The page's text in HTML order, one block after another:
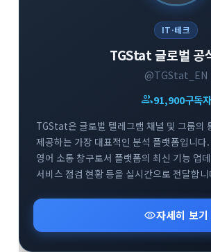
IT·테크
TGStat 글로벌 공
@TGStat_EN
group91,900구독자
TGStat은 글로벌 텔레그램 채널 및 그룹의
제공하는 가장 대표적인 분석 플랫폼입니
영어 소통 창구로서 플랫폼의 최신 기능 업
서비스 점검 현황 등을 실시간으로 전달합
사용자분들에게 필수적인 인사이트를 제공
지원 그룹을 통해 플랫폼 이용 중 발생하는
피드백을 받으실 수 있습니다.
visibility자세히 보기